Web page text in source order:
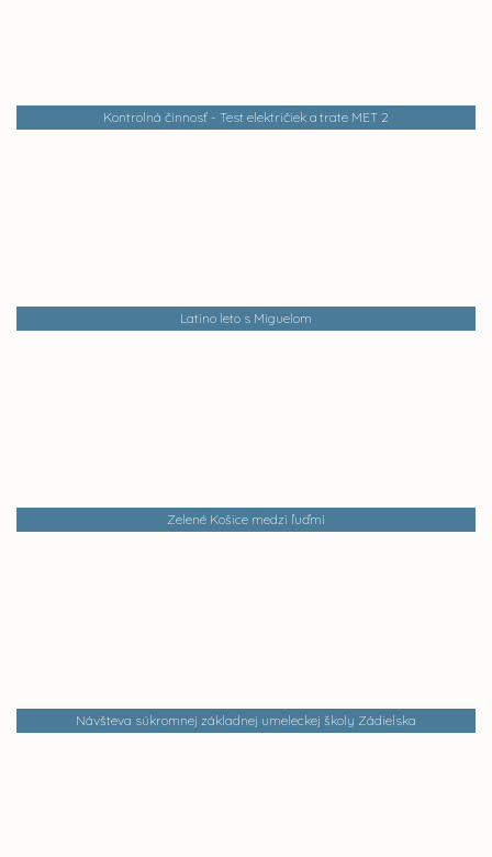
Kontrolná činnosť - Test električiek a trate MET 2
Latino leto s Miguelom
Zelené Košice medzi ľuďmi
Návšteva súkromnej základnej umeleckej školy Zádielska